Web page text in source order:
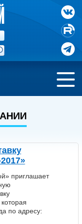
приглашает
по адресу: